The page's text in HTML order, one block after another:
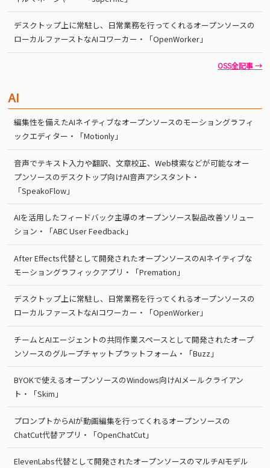
デスクトップ上に常駐し、日常業務を行ってくれるオープンソースの
ローカルファーストなAIコワーカー・「OpenWorker」
OSS全記事 →
AI
編集性を備えたAIネイティブなオープンソースのモーショングラフィ
ックエディター・「Motionly」
音声でテキスト入力や翻訳、文章校正、Web検索などが可能なオー
プンソースのデスクトップ向けAI音声アシスタント・
「SpeakoFlow」
AIを活用したフィードバック主導のオープンソース製品改善ソリュー
ション・「ABC User Feedback」
After Effects代替として開発されたオープンソースのAIネイティブな
モーショングラフィックアプリ・「Premation」
デスクトップ上に常駐し、日常業務を行ってくれるオープンソースの
ローカルファーストなAIコワーカー・「OpenWorker」
チームとAIエージェントの共同作業スペースとして開発されたオープ
ンソースのグループチャットプラットフォーム・「Buzz」
BYOKで使えるオープンソースのWindows向けAIメールクライアン
ト・「Skim」
プロンプトからAIが動画編集を行ってくれるオープンソースの
ChatCut代替アプリ・「OpenChatCut」
ElevenLabs代替として開発されたオープンソースのマルチAIモデル